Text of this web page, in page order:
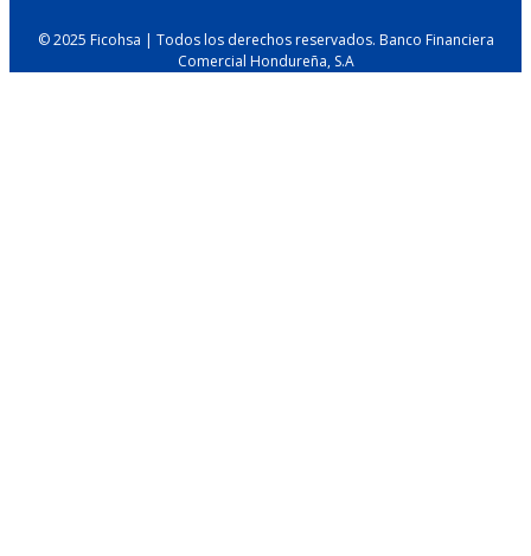
© 2025 Ficohsa | Todos los derechos reservados. Banco Financiera
Comercial Hondureña, S.A